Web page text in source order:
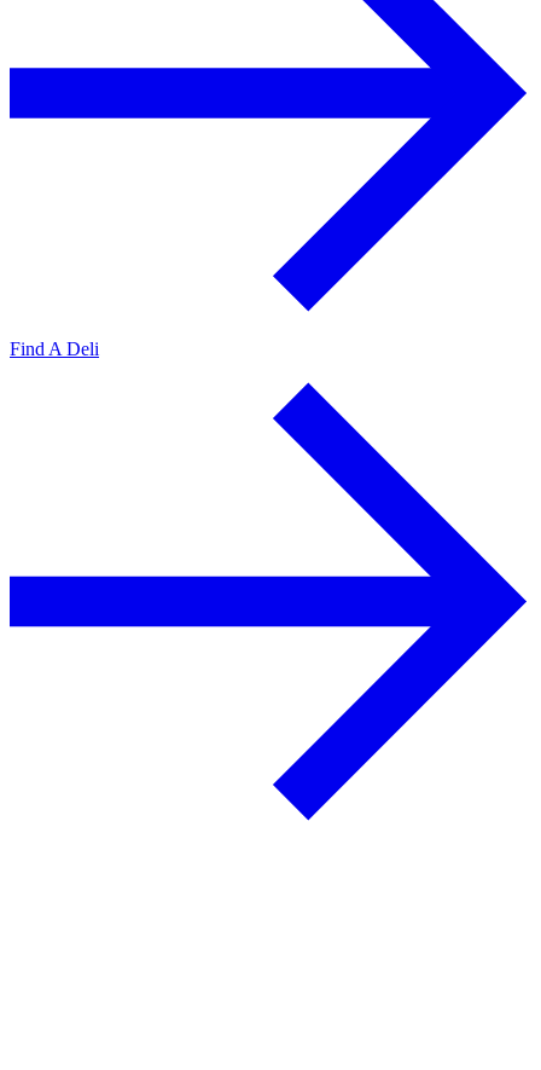
Find A Deli